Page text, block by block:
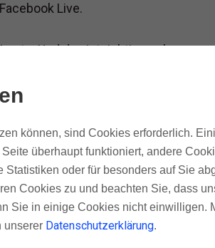
Live.
Und das ist richtig cool.
der Facebook-Gruppe eine
was in gute Shownotes
nichts finden."
Und das ist echt so ein
Shownotes, aber ich
eigentlich, total verrückt.
können, sind Cookies erforderlich.
überhaupt funktioniert, andere
oder für besonders auf Sie
Cookies zu und beachten Sie, dass
Sie in einige Cookies nicht einwilligen.
unserer Datenschutzerklärung.